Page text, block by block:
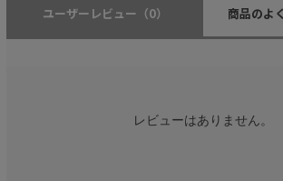
ユーザーレビュー （0） 商品のよ
レビューはありません。